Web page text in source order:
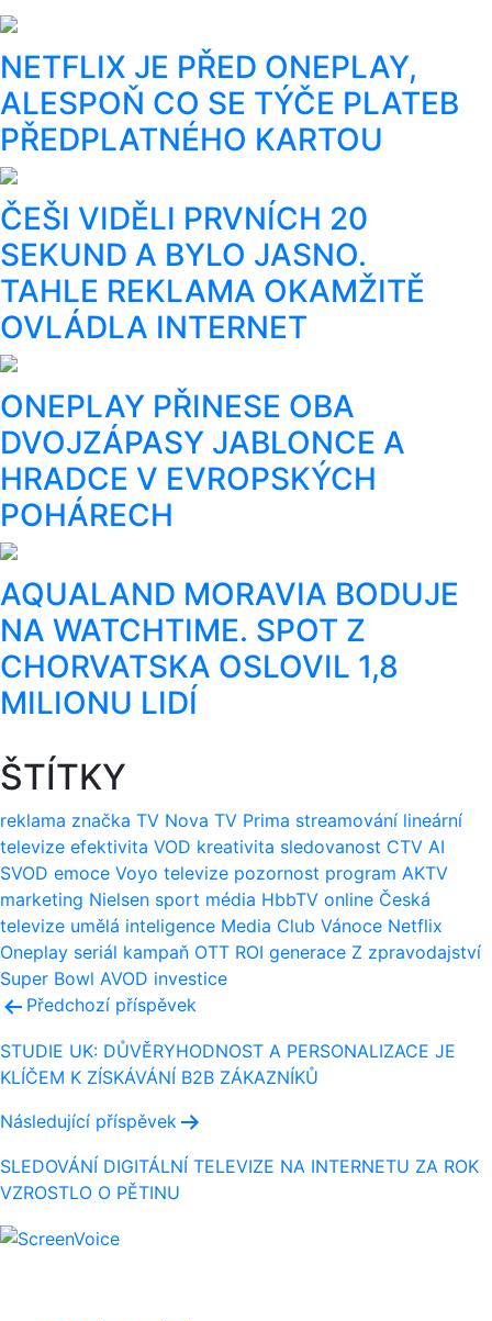
NETFLIX JE PŘED ONEPLAY,
ALESPOŇ CO SE TÝČE PLATEB
PŘEDPLATNÉHO KARTOU
ČEŠI VIDĚLI PRVNÍCH 20
SEKUND A BYLO JASNO.
TAHLE REKLAMA OKAMŽITĚ
OVLÁDLA INTERNET
ONEPLAY PŘINESE OBA
DVOJZÁPASY JABLONCE A
HRADCE V EVROPSKÝCH
POHÁRECH
AQUALAND MORAVIA BODUJE
NA WATCHTIME. SPOT Z
CHORVATSKA OSLOVIL 1,8
MILIONU LIDÍ
ŠTÍTKY
reklama značka TV Nova TV Prima streamování lineární
televize efektivita VOD kreativita sledovanost CTV AI
SVOD emoce Voyo televize pozornost program AKTV
marketing Nielsen sport média HbbTV online Česká
televize umělá inteligence Media Club Vánoce Netflix
Oneplay seriál kampaň OTT ROI generace Z zpravodajství
Super Bowl AVOD investice
Navigace
pro
příspěvek
Předchozí příspěvek
STUDIE UK: DŮVĚRYHODNOST A PERSONALIZACE JE
KLÍČEM K ZÍSKÁVÁNÍ B2B ZÁKAZNÍKŮ
Následující příspěvek
SLEDOVÁNÍ DIGITÁLNÍ TELEVIZE NA INTERNETU ZA ROK
VZROSTLO O PĚTINU